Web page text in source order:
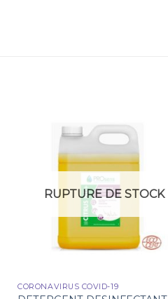
RUPTURE DE STOCK
CORONAVIRUS COVID-19